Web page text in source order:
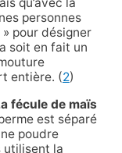
personnes
pour désigner
soit en fait un
entière. (2)
fécule de maïs
est séparé
poudre
utilisent la